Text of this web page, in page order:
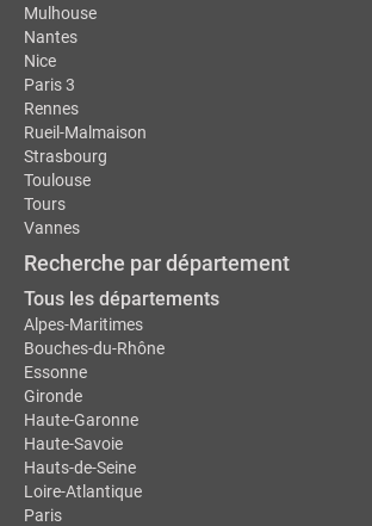
Mulhouse
Nantes
Nice
Paris 3
Rennes
Rueil-Malmaison
Strasbourg
Toulouse
Tours
Vannes
Recherche par département
Tous les départements
Alpes-Maritimes
Bouches-du-Rhône
Essonne
Gironde
Haute-Garonne
Haute-Savoie
Hauts-de-Seine
Loire-Atlantique
Paris